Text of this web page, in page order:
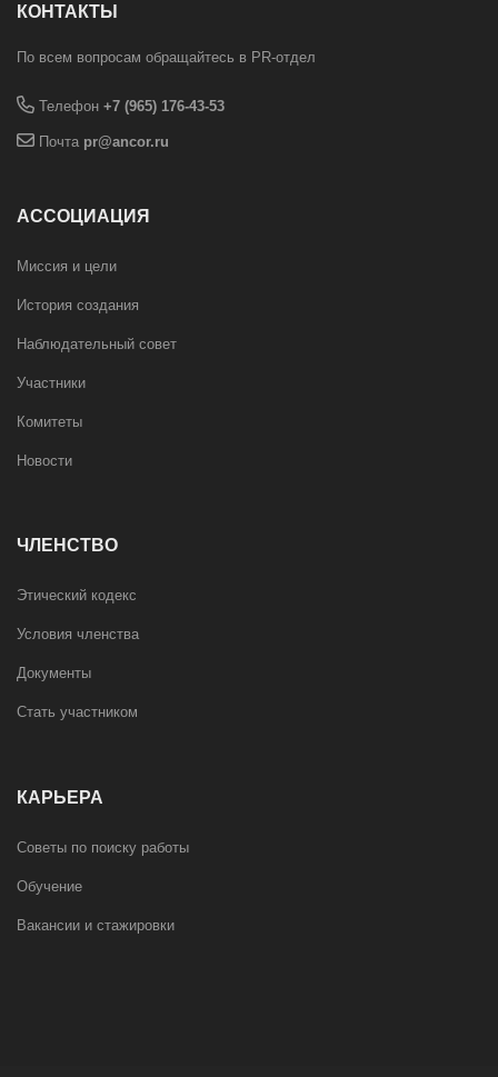
КОНТАКТЫ
По всем вопросам обращайтесь в PR-отдел
Телефон +7 (965) 176-43-53
Почта pr@ancor.ru
АССОЦИАЦИЯ
Миссия и цели
История создания
Наблюдательный совет
Участники
Комитеты
Новости
ЧЛЕНСТВО
Этический кодекс
Условия членства
Документы
Стать участником
КАРЬЕРА
Советы по поиску работы
Обучение
Вакансии и стажировки